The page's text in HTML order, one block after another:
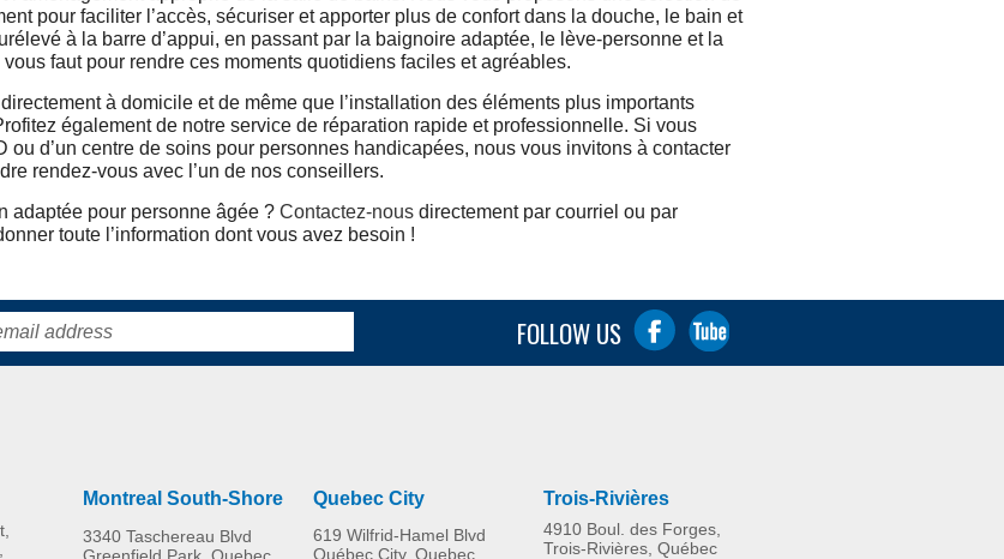
pour faciliter l’accès, sécuriser et apporter plus de confort dans la douche, le bain et
à la barre d’appui, en passant par la baignoire adaptée, le lève-personne et la
faut pour rendre ces moments quotidiens faciles et agréables.
à domicile et de même que l’installation des éléments plus importants
également de notre service de réparation rapide et professionnelle. Si vous
ou d’un centre de soins pour personnes handicapées, nous vous invitons à contacter
rendez-vous avec l’un de nos conseillers.
adaptée pour personne âgée ? Contactez-nous directement par courriel ou par
toute l’information dont vous avez besoin !
FOLLOW US
Montreal South-Shore
3340 Taschereau Blvd
Quebec City
619 Wilfrid-Hamel Blvd
Québec City, Quebec
Trois-Rivières
4910 Boul. des Forges,
Trois-Rivières, Québec